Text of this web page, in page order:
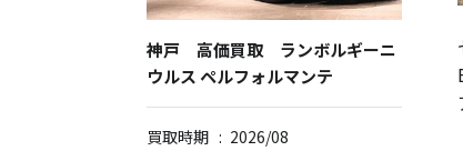
神戸 高価買取 ランボルギーニ
ウルス ペルフォルマンテ
買取時期 : 2026/08